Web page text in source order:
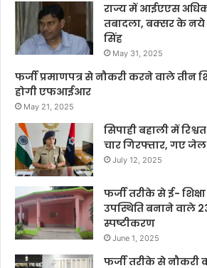
राज्य में आईएएस
तबादला, बक्सर के नये
सिंह
May 31, 2025
फर्जी प्रमाणपत्र से नौकरी करने वाले तीन
होगी एफआईआर
May 21, 2025
सिपाही बहाली में
चार गिरफ्तार, गए जेल
July 12, 2025
फर्जी तरीके से ई-
उपस्थिति बनाने वाले
स्पष्टीकरण
June 1, 2025
फर्जी तरीके से नौकरी